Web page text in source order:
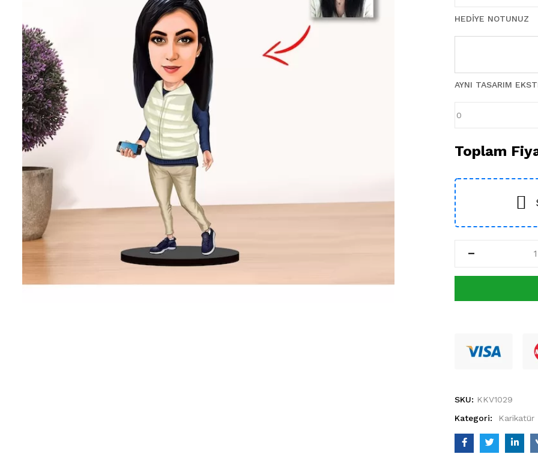
HEDIYE NOTUNUZ
AYNI TASARIM
Toplam
SKU: KKV1029
Kategori:
Karikatür